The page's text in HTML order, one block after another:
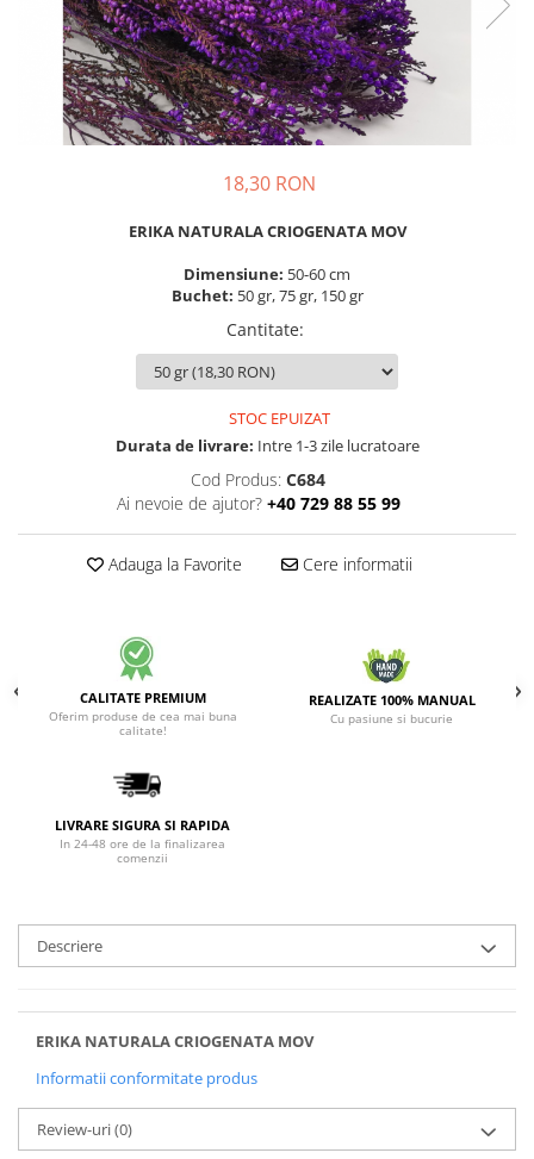
18,30 RON
ERIKA NATURALA CRIOGENATA MOV
Dimensiune: 50-60 cm
Buchet: 50 gr, 75 gr, 150 gr
Cantitate:
STOC EPUIZAT
Durata de livrare: Intre 1-3 zile lucratoare
Cod Produs: C684
Ai nevoie de ajutor? +40 729 88 55 99
Adauga la Favorite Cere informatii
CALITATE PREMIUM
Oferim produse de cea mai buna
calitate!
REALIZATE 100% MANUAL
Cu pasiune si bucurie
LIVRARE SIGURA SI RAPIDA
In 24-48 ore de la finalizarea
comenzii
Descriere
ERIKA NATURALA CRIOGENATA MOV
Informatii conformitate produs
Review-uri(0)